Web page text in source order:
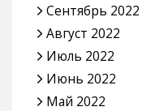
Сентябрь 2022
Август 2022
Июль 2022
Июнь 2022
Май 2022